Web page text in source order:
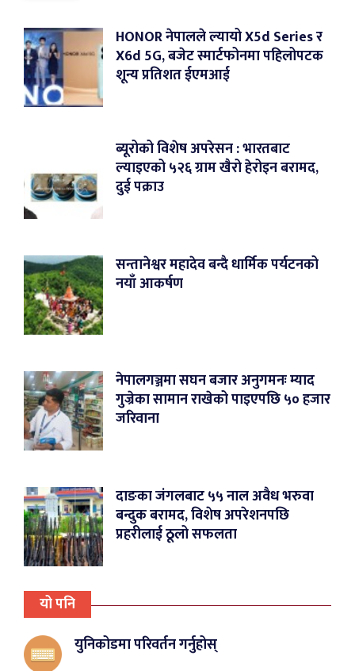
HONOR नेपालले ल्यायो X5d Series र
X6d 5G, बजेट स्मार्टफोनमा पहिलोपटक
शून्य प्रतिशत ईएमआई
ब्यूरोको विशेष अपरेसन : भारतबाट
ल्याइएको ५२६ ग्राम खैरो हेरोइन बरामद,
दुई पक्राउ
सन्तानेश्वर महादेव बन्दै धार्मिक पर्यटनको
नयाँ आकर्षण
नेपालगञ्जमा सघन बजार अनुगमनः म्याद
गुज्रेका सामान राखेको पाइएपछि ५० हजार
जरिवाना
दाङका जंगलबाट ५५ नाल अवैध भरुवा
बन्दुक बरामद, विशेष अपरेशनपछि
प्रहरीलाई ठूलो सफलता
यो पनि
युनिकोडमा परिवर्तन गर्नुहोस्